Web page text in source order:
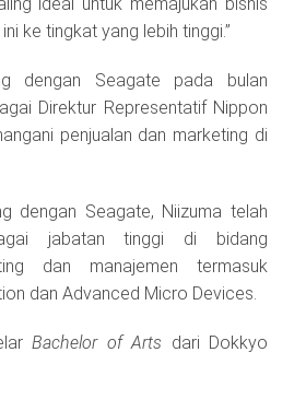
ke tingkat yang lebih tinggi.”
dengan Seagate pada bulan
Direktur Representatif Nippon
penjualan dan marketing di
dengan Seagate, Niizuma telah
jabatan tinggi di bidang
dan manajemen termasuk
dan Advanced Micro Devices.
Bachelor of Arts dari Dokkyo